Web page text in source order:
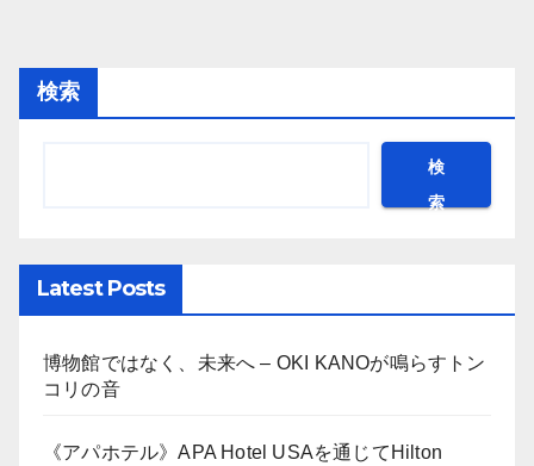
検索
検
索
Latest Posts
博物館ではなく、未来へ – OKI KANOが鳴らすトン
コリの音
《アパホテル》APA Hotel USAを通じてHilton